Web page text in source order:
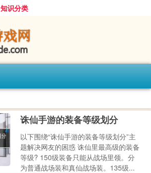
知识分类
诛仙手游的装备等级划分
以下围绕“诛仙手游的装备等级划分”主
题解决网友的困惑 诛仙里最高级的装备
等级? 150级装备只能从战场里领。分
为普通战场装和真仙战场装。135级...